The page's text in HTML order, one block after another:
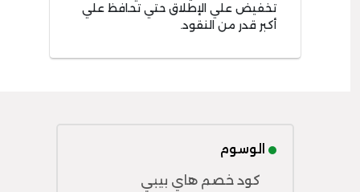
تخفيض علي الإطلاق حتي تحافظ علي
أكبر قدر من النقود.
الوسوم
كود خصم هاي بيبي